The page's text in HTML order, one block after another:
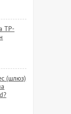
TP-
(шлюз)